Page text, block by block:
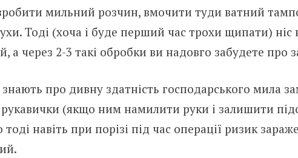
мильний розчин, вмочити туди ватний
Тоді (хоча і буде перший час трохи щипати) ніс
а через 2-3 такі обробки ви надовго забудете про
знають про дивну здатність господарського мила
рукавички (якщо ним намилити руки і залишити
навіть при порізі під час опеpaції ризик